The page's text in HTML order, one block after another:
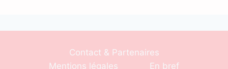
Contact & Partenaires
Mentions légales
En bref